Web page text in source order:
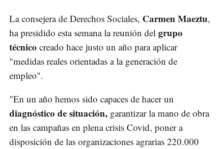
La consejera de Derechos Sociales, Carmen Maeztu,
ha presidido esta semana la reunión del grupo
técnico creado hace justo un año para aplicar
"medidas reales orientadas a la generación de
empleo".
"En un año hemos sido capaces de hacer un
diagnóstico de situación, garantizar la mano de obra
en las campañas en plena crisis Covid, poner a
disposición de las organizaciones agrarias 220.000